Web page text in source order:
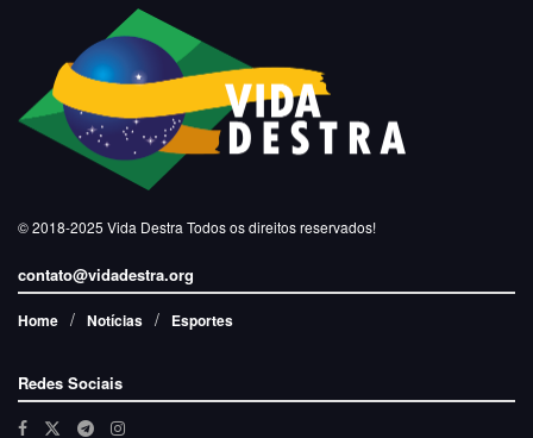
© 2018-2025 Vida Destra Todos os direitos reservados!
contato@vidadestra.org
Home Notícias Esportes
Redes Sociais